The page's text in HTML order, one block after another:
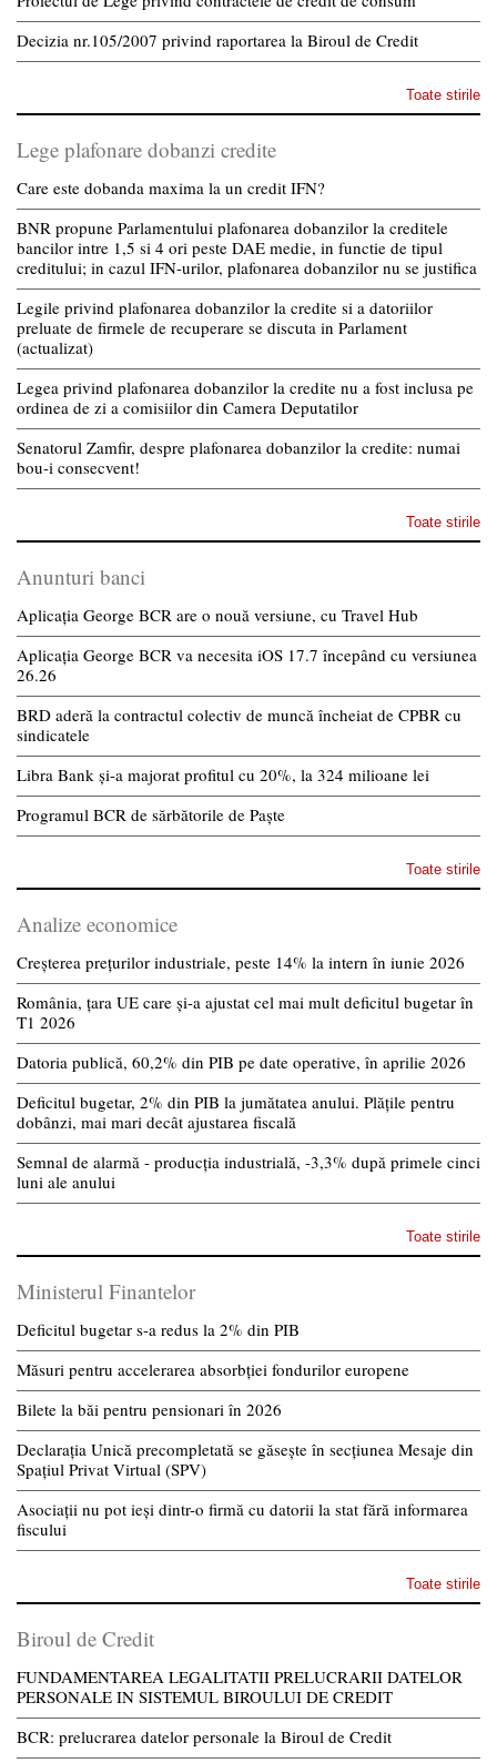
Decizia nr.105/2007 privind raportarea la Biroul de Credit
Toate stirile
Lege plafonare dobanzi credite
Care este dobanda maxima la un credit IFN?
BNR propune Parlamentului plafonarea dobanzilor la creditele
bancilor intre 1,5 si 4 ori peste DAE medie, in functie de tipul
creditului; in cazul IFN-urilor, plafonarea dobanzilor nu se justifica
Legile privind plafonarea dobanzilor la credite si a datoriilor
preluate de firmele de recuperare se discuta in Parlament
(actualizat)
Legea privind plafonarea dobanzilor la credite nu a fost inclusa pe
ordinea de zi a comisiilor din Camera Deputatilor
Senatorul Zamfir, despre plafonarea dobanzilor la credite: numai
bou-i consecvent!
Toate stirile
Anunturi banci
Aplicația George BCR are o nouă versiune, cu Travel Hub
Aplicația George BCR va necesita iOS 17.7 începând cu versiunea
26.26
BRD aderă la contractul colectiv de muncă încheiat de CPBR cu
sindicatele
Libra Bank și-a majorat profitul cu 20%, la 324 milioane lei
Programul BCR de sărbătorile de Paște
Toate stirile
Analize economice
Creșterea prețurilor industriale, peste 14% la intern în iunie 2026
România, țara UE care și-a ajustat cel mai mult deficitul bugetar în
T1 2026
Datoria publică, 60,2% din PIB pe date operative, în aprilie 2026
Deficitul bugetar, 2% din PIB la jumătatea anului. Plățile pentru
dobânzi, mai mari decât ajustarea fiscală
Semnal de alarmă - producția industrială, -3,3% după primele cinci
luni ale anului
Toate stirile
Ministerul Finantelor
Deficitul bugetar s-a redus la 2% din PIB
Măsuri pentru accelerarea absorbției fondurilor europene
Bilete la băi pentru pensionari în 2026
Declarația Unică precompletată se găsește în secțiunea Mesaje din
Spațiul Privat Virtual (SPV)
Asociații nu pot ieși dintr-o firmă cu datorii la stat fără informarea
fiscului
Toate stirile
Biroul de Credit
FUNDAMENTAREA LEGALITATII PRELUCRARII DATELOR
PERSONALE IN SISTEMUL BIROULUI DE CREDIT
BCR: prelucrarea datelor personale la Biroul de Credit